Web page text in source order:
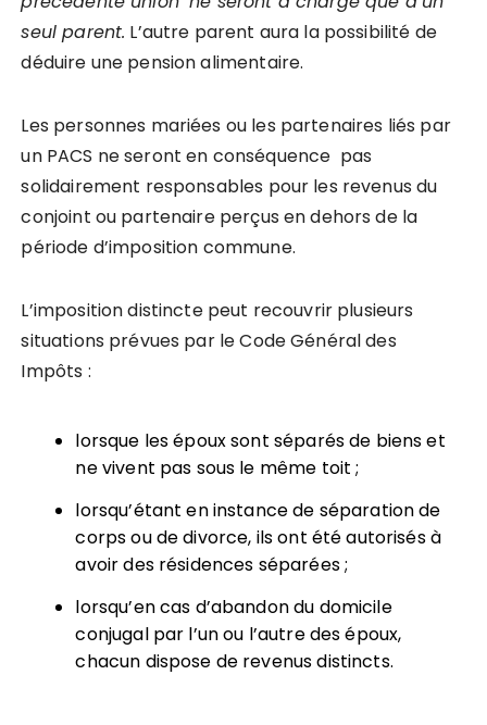
seul parent. L’autre parent aura la possibilité de
déduire une pension alimentaire.
Les personnes mariées ou les partenaires liés par
un PACS ne seront en conséquence pas
solidairement responsables pour les revenus du
conjoint ou partenaire perçus en dehors de la
période d’imposition commune.
L’imposition distincte peut recouvrir plusieurs
situations prévues par le Code Général des
Impôts :
lorsque les époux sont séparés de biens et
ne vivent pas sous le même toit ;
lorsqu’étant en instance de séparation de
corps ou de divorce, ils ont été autorisés à
avoir des résidences séparées ;
lorsqu’en cas d’abandon du domicile
conjugal par l’un ou l’autre des époux,
chacun dispose de revenus distincts.